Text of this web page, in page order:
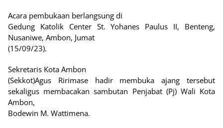
Acara pembukaan berlangsung di
Gedung Katolik Center St. Yohanes Paulus II, Benteng,
Nusaniwe, Ambon, Jumat
(15/09/23).
Sekretaris Kota Ambon
(Sekkot)Agus Ririmase hadir membuka ajang tersebut
sekaligus membacakan sambutan Penjabat (Pj) Wali Kota
Ambon,
Bodewin M. Wattimena.